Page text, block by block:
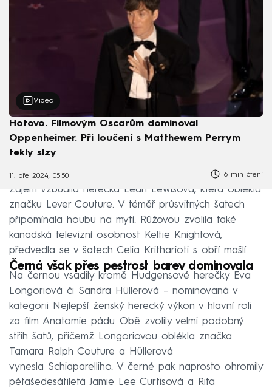
Video
Hotovo. Filmovým Oscarům dominoval
Oppenheimer. Při loučení s Matthewem Perrym
tekly slzy
11. bře 2024, 05:50 6 min čtení
Zájem vzbudila herečka Leah Lewisová, která oblékla
značku Lever Couture. V téměř průsvitných šatech
připomínala houbu na mytí. Růžovou zvolila také
kanadská televizní osobnost Keltie Knightová,
předvedla se v šatech Celia Kritharioti s obří mašlí.
Černá však přes pestrost barev dominovala
Na černou vsadily kromě Hudgensové herečky Eva
Longoriová či Sandra Hüllerová – nominovaná v
kategorii Nejlepší ženský herecký výkon v hlavní roli
za film Anatomie pádu. Obě zvolily velmi podobný
střih šatů, přičemž Longoriovou oblékla značka
Tamara Ralph Couture a Hüllerová
vynesla Schiaparelliho. V černé pak naprosto ohromily
pětašedesátiletá Jamie Lee Curtisová a Rita